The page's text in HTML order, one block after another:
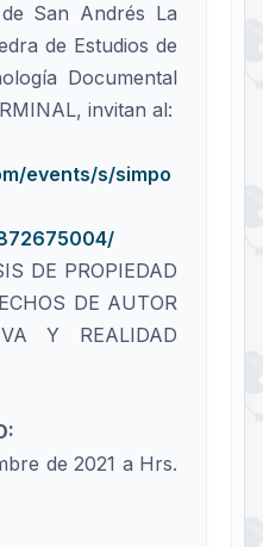
San Andrés La
de Estudios de
Documental
invitan al:
events/s/simpo
DE PROPIEDAD
DE AUTOR
Y REALIDAD
de 2021 a Hrs.